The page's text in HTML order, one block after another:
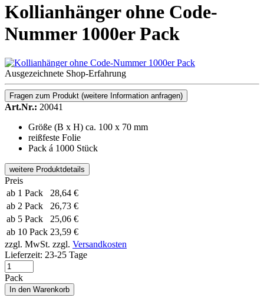
Kollianhänger ohne Code-
Nummer 1000er Pack
Ausgezeichnete Shop-Erfahrung
Fragen zum Produkt (weitere Information anfragen)
Art.Nr.: 20041
Größe (B x H) ca. 100 x 70 mm
reißfeste Folie
Pack á 1000 Stück
weitere Produktdetails
Preis
ab 1 Pack
28,64 €
ab 2 Pack
26,73 €
ab 5 Pack
25,06 €
ab 10 Pack 23,59 €
zzgl. MwSt. zzgl. Versandkosten
Lieferzeit: 23-25 Tage
Pack
In den Warenkorb